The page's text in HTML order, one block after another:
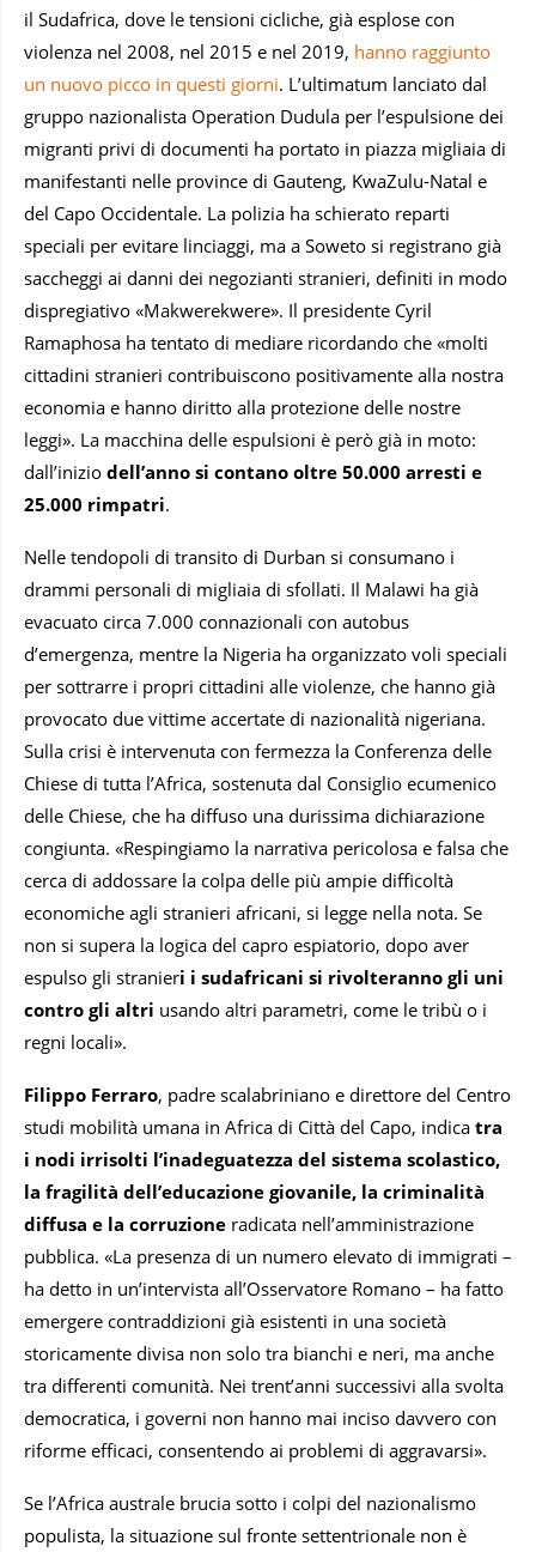
il Sudafrica, dove le tensioni cicliche, già esplose con
violenza nel 2008, nel 2015 e nel 2019, hanno raggiunto
un nuovo picco in questi giorni. L’ultimatum lanciato dal
gruppo nazionalista Operation Dudula per l’espulsione dei
migranti privi di documenti ha portato in piazza migliaia di
manifestanti nelle province di Gauteng, KwaZulu-Natal e
del Capo Occidentale. La polizia ha schierato reparti
speciali per evitare linciaggi, ma a Soweto si registrano già
saccheggi ai danni dei negozianti stranieri, definiti in modo
dispregiativo «Makwerekwere». Il presidente Cyril
Ramaphosa ha tentato di mediare ricordando che «molti
cittadini stranieri contribuiscono positivamente alla nostra
economia e hanno diritto alla protezione delle nostre
leggi». La macchina delle espulsioni è però già in moto:
dall’inizio dell’anno si contano oltre 50.000 arresti e
25.000 rimpatri.
Nelle tendopoli di transito di Durban si consumano i
drammi personali di migliaia di sfollati. Il Malawi ha già
evacuato circa 7.000 connazionali con autobus
d’emergenza, mentre la Nigeria ha organizzato voli speciali
per sottrarre i propri cittadini alle violenze, che hanno già
provocato due vittime accertate di nazionalità nigeriana.
Sulla crisi è intervenuta con fermezza la Conferenza delle
Chiese di tutta l’Africa, sostenuta dal Consiglio ecumenico
delle Chiese, che ha diffuso una durissima dichiarazione
congiunta. «Respingiamo la narrativa pericolosa e falsa che
cerca di addossare la colpa delle più ampie difficoltà
economiche agli stranieri africani, si legge nella nota. Se
non si supera la logica del capro espiatorio, dopo aver
espulso gli stranieri i sudafricani si rivolteranno gli uni
contro gli altri usando altri parametri, come le tribù o i
regni locali».
Filippo Ferraro, padre scalabriniano e direttore del Centro
studi mobilità umana in Africa di Città del Capo, indica tra
i nodi irrisolti l’inadeguatezza del sistema scolastico,
la fragilità dell’educazione giovanile, la criminalità
diffusa e la corruzione radicata nell’amministrazione
pubblica. «La presenza di un numero elevato di immigrati –
ha detto in un’intervista all’Osservatore Romano – ha fatto
emergere contraddizioni già esistenti in una società
storicamente divisa non solo tra bianchi e neri, ma anche
tra differenti comunità. Nei trent’anni successivi alla svolta
democratica, i governi non hanno mai inciso davvero con
riforme efficaci, consentendo ai problemi di aggravarsi».
Se l’Africa australe brucia sotto i colpi del nazionalismo
populista, la situazione sul fronte settentrionale non è